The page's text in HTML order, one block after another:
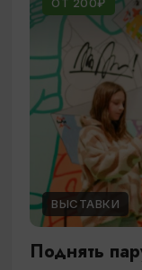
ВЫСТАВКИ
Поднять